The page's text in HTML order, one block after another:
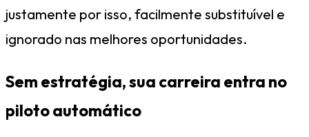
justamente por isso, facilmente substituível e
ignorado nas melhores oportunidades.
Sem estratégia, sua carreira entra no
piloto automático